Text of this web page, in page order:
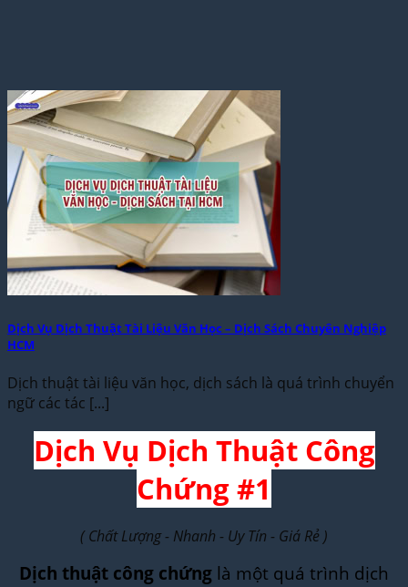
Dịch Vụ Dịch Thuật Tài Liệu Văn Học – Dịch Sách Chuyên Nghiệp
HCM
Dịch thuật tài liệu văn học, dịch sách là quá trình chuyển
ngữ các tác [...]
Dịch Vụ Dịch Thuật Công
Chứng #1
( Chất Lượng - Nhanh - Uy Tín - Giá Rẻ )
Dịch thuật công chứng là một quá trình dịch